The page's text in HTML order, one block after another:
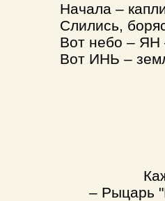
Начала –
Слились,
Вот небо – ЯН
Вот ИНЬ –
– Рыцарь